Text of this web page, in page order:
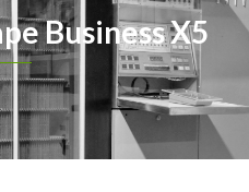
Business X5